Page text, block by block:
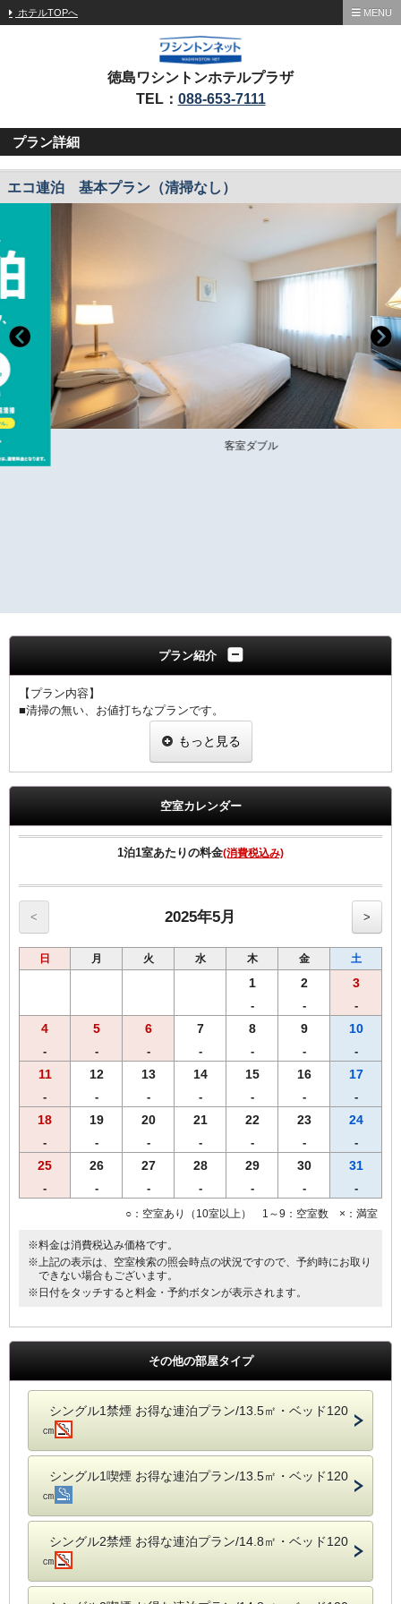
ホテルTOPへ MENU
徳島ワシントンホテルプラザ
TEL： 088-653-7111
プラン詳細
エコ連泊 基本プラン（清掃なし）
客室ダブル
プラン紹介
【プラン内容】
■清掃の無い、お値打ちなプランです。
■タオル類の交換とゴミの回収、灰皿交換のみをさせていただきま
■シーツ、枕カバー、ナイトウェア、スリッパ、歯ブラシ、かみそり
※ご予定の変更により１泊の場合は、通常料金となります。
【ホテル駐車場情報】（お盆の阿波踊り開催期間は料金変動あり）
■２２台駐車可能。先着順予約不可。14時～翌10時迄1泊1,100円（税
（有料）
■駐車場入口はホテルの裏側（国道438号線より1本西側の道路沿い）
にございます。
■ご不明な時はお気軽にご連絡下さいませ。
※8月12日から8月15日の間は大変混雑します。近隣駐車場含め全て満
なるべく公共交通機関をご利用下さいませ。
【周辺情報】
■眉山・・徳島市のシンボルです。当館は眉山のふもと（東側）に位
■阿波踊り会館・・一年をとおして「阿波おどり」に触れていただけ
ます。
分
【客室のご案内】
■Wi-Fi接続・有線LAN接続のインターネット環境無料
■プリペードカード式VODシステム（1泊1000円／108タイトル見放
題）
■全室、加湿機能付空気清浄機設置
■枕元にUSBコンセント設置
もっと見る
空室カレンダー
1泊1室あたりの料金(消費税込み)
< 2025年5月 >
日 月 火 水 木 金 土
1
-
2
-
3
-
4
-
5
-
6
-
7
-
8
-
9
-
10
-
11
-
12
-
13
-
14
-
15
-
16
-
17
-
18
-
19
-
20
-
21
-
22
-
23
-
24
-
25
-
26
-
27
-
28
-
29
-
30
-
31
-
○：空室あり（10室以上） 1～9：空室数 ×：満室
※料金は消費税込み価格です。
※上記の表示は、空室検索の照会時点の状況ですので、予約時にお取り
できない場合もございます。
※日付をタッチすると料金・予約ボタンが表示されます。
その他の部屋タイプ
シングル1禁煙 お得な連泊プラン/13.5㎡・ベッド120
㎝
シングル1喫煙 お得な連泊プラン/13.5㎡・ベッド120
㎝
シングル2禁煙 お得な連泊プラン/14.8㎡・ベッド120
㎝